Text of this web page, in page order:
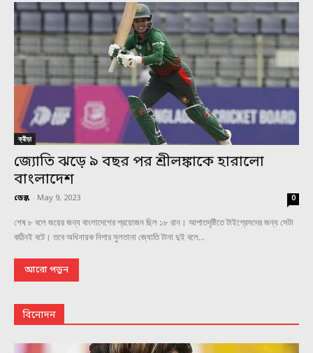
ক্রীড়া
জ্যোতি ঝড়ে ৯ বছর পর শ্রীলঙ্কাকে হারালো
বাংলাদেশ
ডেস্ক - May 9, 2023 0
শেষ ৮ বলে জয়ের জন্য বাংলাদেশের প্রয়োজন ছিল ১৮ রান। আপাতদৃষ্টিতে টাইগ্রেসদের জন্য সেটা
কঠিনই বটে। তবে অধিনায়ক নিগার সুলতানা জ্যোতি টানা দুই বলে...
আরো পড়ুন
বিনোদন